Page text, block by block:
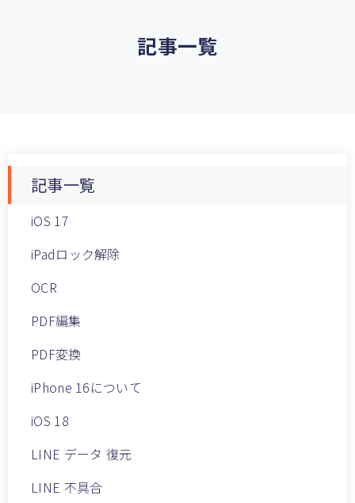
記事一覧
記事一覧
iOS 17
iPadロック解除
OCR
PDF編集
PDF変換
iPhone 16について
iOS 18
LINE データ 復元
LINE 不具合